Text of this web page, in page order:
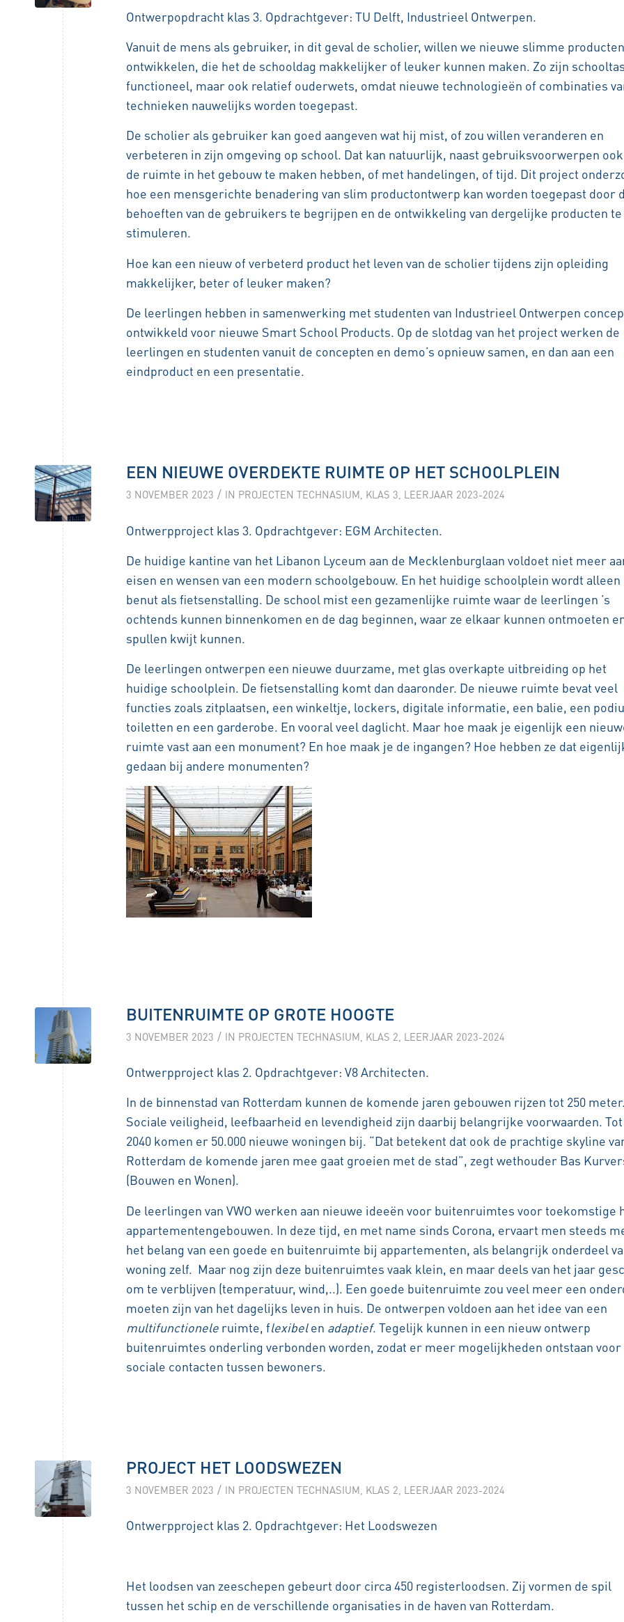
Ontwerpopdracht klas 3. Opdrachtgever: TU Delft, Industrieel Ontwerpen.
Vanuit de mens als gebruiker, in dit geval de scholier, willen we nieuwe slimme producten
ontwikkelen, die het de schooldag makkelijker of leuker kunnen maken. Zo zijn
functioneel, maar ook relatief ouderwets, omdat nieuwe technologieën of combinaties
technieken nauwelijks worden toegepast.
De scholier als gebruiker kan goed aangeven wat hij mist, of zou willen veranderen en
verbeteren in zijn omgeving op school. Dat kan natuurlijk, naast gebruiksvoorwerpen
de ruimte in het gebouw te maken hebben, of met handelingen, of tijd. Dit project
hoe een mensgerichte benadering van slim productontwerp kan worden toegepast door
behoeften van de gebruikers te begrijpen en de ontwikkeling van dergelijke producten te
stimuleren.
Hoe kan een nieuw of verbeterd product het leven van de scholier tijdens zijn opleiding
makkelijker, beter of leuker maken?
De leerlingen hebben in samenwerking met studenten van Industrieel Ontwerpen
ontwikkeld voor nieuwe Smart School Products. Op de slotdag van het project werken de
leerlingen en studenten vanuit de concepten en demo’s opnieuw samen, en dan aan een
eindproduct en een presentatie.
EEN NIEUWE OVERDEKTE RUIMTE OP HET SCHOOLPLEIN
3 NOVEMBER 2023 / IN PROJECTEN TECHNASIUM KLAS 3 LEERJAAR 2023-2024
Ontwerpproject klas 3. Opdrachtgever: EGM Architecten.
De huidige kantine van het Libanon Lyceum aan de Mecklenburglaan voldoet niet meer
eisen en wensen van een modern schoolgebouw. En het huidige schoolplein wordt alleen
benut als fietsenstalling. De school mist een gezamenlijke ruimte waar de leerlingen ’s
ochtends kunnen binnenkomen en de dag beginnen, waar ze elkaar kunnen ontmoeten
spullen kwijt kunnen.
De leerlingen ontwerpen een nieuwe duurzame, met glas overkapte uitbreiding op het
huidige schoolplein. De fietsenstalling komt dan daaronder. De nieuwe ruimte bevat veel
functies zoals zitplaatsen, een winkeltje, lockers, digitale informatie, een balie, een
toiletten en een garderobe. En vooral veel daglicht. Maar hoe maak je eigenlijk een
ruimte vast aan een monument? En hoe maak je de ingangen? Hoe hebben ze dat
gedaan bij andere monumenten?
BUITENRUIMTE OP GROTE HOOGTE
3 NOVEMBER 2023 / IN PROJECTEN TECHNASIUM KLAS 2 LEERJAAR 2023-2024
Ontwerpproject klas 2. Opdrachtgever: V8 Architecten.
In de binnenstad van Rotterdam kunnen de komende jaren gebouwen rijzen tot 250
Sociale veiligheid, leefbaarheid en levendigheid zijn daarbij belangrijke voorwaarden. Tot
2040 komen er 50.000 nieuwe woningen bij. “Dat betekent dat ook de prachtige skyline
Rotterdam de komende jaren mee gaat groeien met de stad”, zegt wethouder Bas
(Bouwen en Wonen).
De leerlingen van VWO werken aan nieuwe ideeën voor buitenruimtes voor toekomstige
appartementengebouwen. In deze tijd, en met name sinds Corona, ervaart men steeds
het belang van een goede en buitenruimte bij appartementen, als belangrijk onderdeel
woning zelf. Maar nog zijn deze buitenruimtes vaak klein, en maar deels van het jaar
om te verblijven (temperatuur, wind,..). Een goede buitenruimte zou veel meer een
moeten zijn van het dagelijks leven in huis. De ontwerpen voldoen aan het idee van een
multifunctionele ruimte, flexibelen adaptief. Tegelijk kunnen in een nieuw ontwerp
buitenruimtes onderling verbonden worden, zodat er meer mogelijkheden ontstaan voor
sociale contacten tussen bewoners.
PROJECT HET LOODSWEZEN
3 NOVEMBER 2023 / IN PROJECTEN TECHNASIUM KLAS 2 LEERJAAR 2023-2024
Ontwerpproject klas 2. Opdrachtgever: Het Loodswezen
Het loodsen van zeeschepen gebeurt door circa 450 registerloodsen. Zij vormen de spil
tussen het schip en de verschillende organisaties in de haven van Rotterdam.